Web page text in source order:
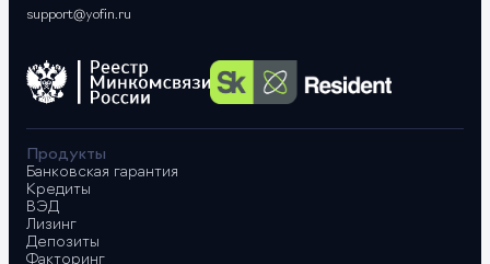
support@yofin.ru
Продукты
Банковская гарантия
Кредиты
ВЭД
Лизинг
Депозиты
Факторинг